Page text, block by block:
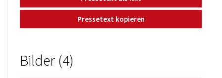
Pressetext kopieren
Bilder (4)